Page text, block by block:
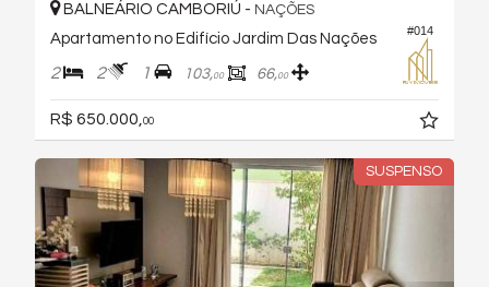
#014
BALNEÁRIO CAMBORIÚ - NAÇÕES
Apartamento no Edifício Jardim Das Nações
2 2 1 103,00 66,00
R$ 650.000,00
SUSPENSO